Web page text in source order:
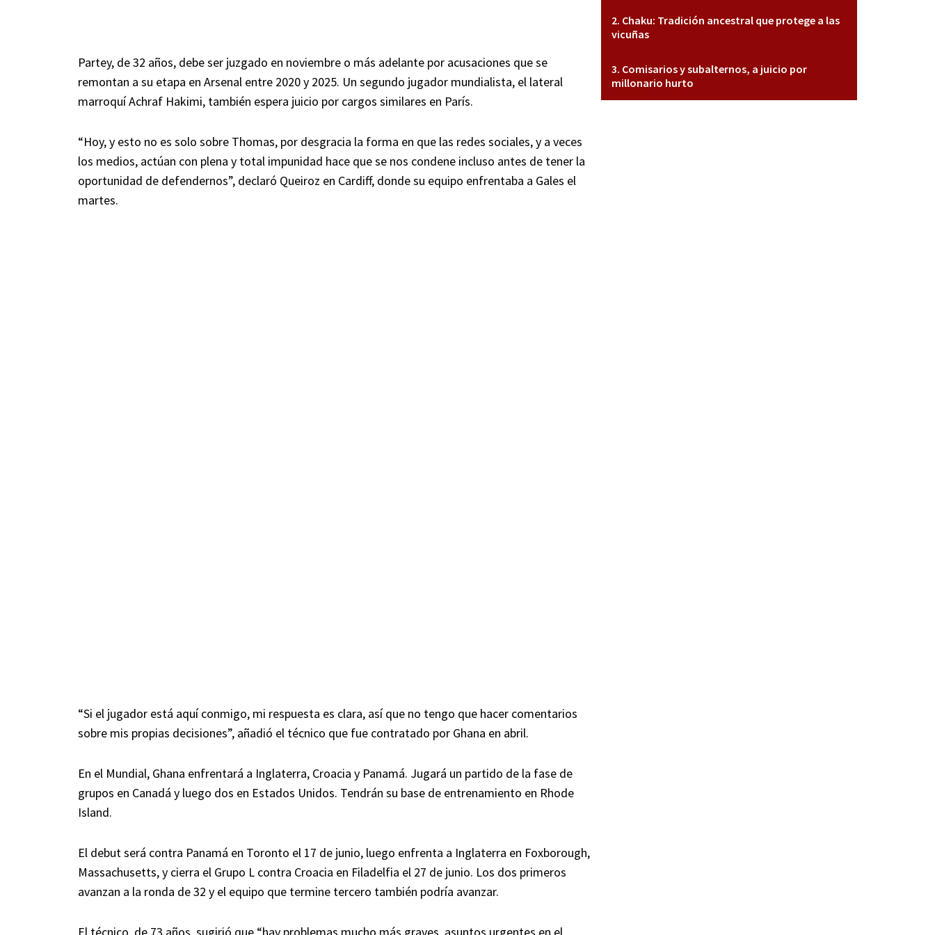
Partey, de 32 años, debe ser juzgado en noviembre o más adelante por acusaciones que se
remontan a su etapa en Arsenal entre 2020 y 2025. Un segundo jugador mundialista, el lateral
marroquí Achraf Hakimi, también espera juicio por cargos similares en París.
“Hoy, y esto no es solo sobre Thomas, por desgracia la forma en que las redes sociales, y a veces
los medios, actúan con plena y total impunidad hace que se nos condene incluso antes de tener la
oportunidad de defendernos”, declaró Queiroz en Cardiff, donde su equipo enfrentaba a Gales el
martes.
“Si el jugador está aquí conmigo, mi respuesta es clara, así que no tengo que hacer comentarios
sobre mis propias decisiones”, añadió el técnico que fue contratado por Ghana en abril.
En el Mundial, Ghana enfrentará a Inglaterra, Croacia y Panamá. Jugará un partido de la fase de
grupos en Canadá y luego dos en Estados Unidos. Tendrán su base de entrenamiento en Rhode
Island.
El debut será contra Panamá en Toronto el 17 de junio, luego enfrenta a Inglaterra en Foxborough,
Massachusetts, y cierra el Grupo L contra Croacia en Filadelfia el 27 de junio. Los dos primeros
avanzan a la ronda de 32 y el equipo que termine tercero también podría avanzar.
Chaku: Tradición ancestral que protege a las
vicuñas
Comisarios y subalternos, a juicio por
millonario hurto